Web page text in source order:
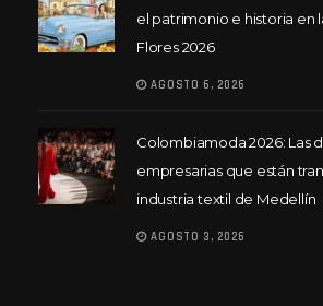
el patrimonio e historia en
Flores 2026
AGOSTO 6, 2026
Colombiamoda 2026: Las
empresarias que están
industria textil de Medellín
AGOSTO 3, 2026